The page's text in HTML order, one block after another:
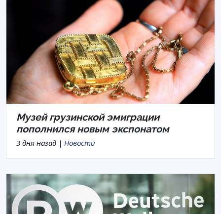
Музей грузинской эмиграции
пополнился новым экспонатом
3 дня назад | Новости